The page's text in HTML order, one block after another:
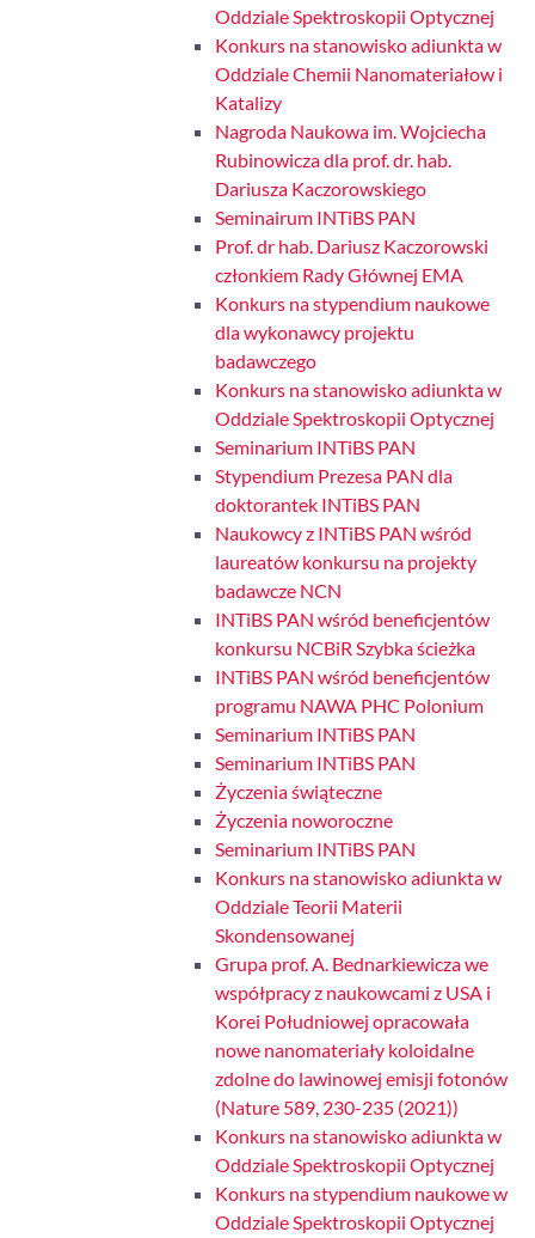
Oddziale Spektroskopii Optycznej
Konkurs na stanowisko adiunkta w
Oddziale Chemii Nanomateriałow i
Katalizy
Nagroda Naukowa im. Wojciecha
Rubinowicza dla prof. dr. hab.
Dariusza Kaczorowskiego
Seminairum INTiBS PAN
Prof. dr hab. Dariusz Kaczorowski
członkiem Rady Głównej EMA
Konkurs na stypendium naukowe
dla wykonawcy projektu
badawczego
Konkurs na stanowisko adiunkta w
Oddziale Spektroskopii Optycznej
Seminarium INTiBS PAN
Stypendium Prezesa PAN dla
doktorantek INTiBS PAN
Naukowcy z INTiBS PAN wśród
laureatów konkursu na projekty
badawcze NCN
INTiBS PAN wśród beneficjentów
konkursu NCBiR Szybka ścieżka
INTiBS PAN wśród beneficjentów
programu NAWA PHC Polonium
Seminarium INTiBS PAN
Seminarium INTiBS PAN
Życzenia świąteczne
Życzenia noworoczne
Seminarium INTiBS PAN
Konkurs na stanowisko adiunkta w
Oddziale Teorii Materii
Skondensowanej
Grupa prof. A. Bednarkiewicza we
współpracy z naukowcami z USA i
Korei Południowej opracowała
nowe nanomateriały koloidalne
zdolne do lawinowej emisji fotonów
(Nature 589, 230-235 (2021))
Konkurs na stanowisko adiunkta w
Oddziale Spektroskopii Optycznej
Konkurs na stypendium naukowe w
Oddziale Spektroskopii Optycznej